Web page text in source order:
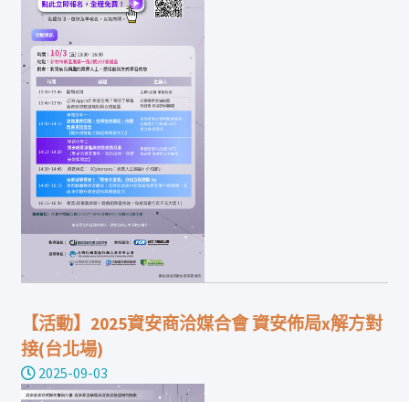
【活動】2025資安商洽媒合會 資安佈局x解方對
接(台北場)
2025-09-03